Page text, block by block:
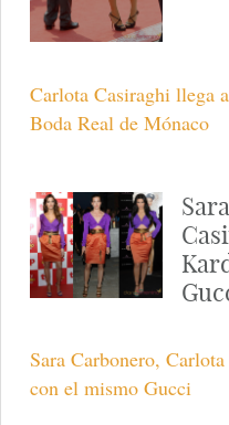
Carlota Casiraghi llega
Boda Real de Mónaco
Sara Carbonero,
con el mismo Gucci